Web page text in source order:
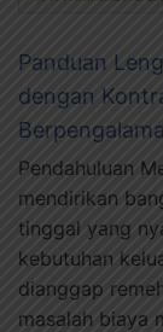
Panduan
dengan
Pendahuluan
mendirikan
tinggal yang
kebutuhan
dianggap
masalah biaya